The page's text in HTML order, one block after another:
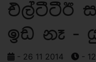
එල්ටීටීඊ
ඉඩ නෑ -
- 26 11 2014 -